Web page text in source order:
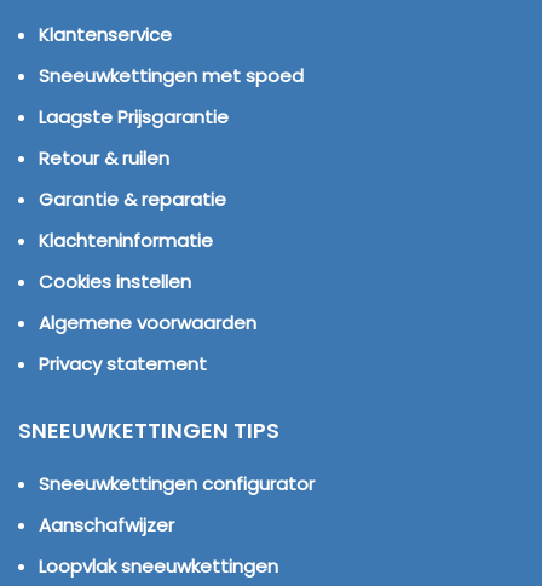
Klantenservice
Sneeuwkettingen met spoed
Laagste Prijsgarantie
Retour & ruilen
Garantie & reparatie
Klachteninformatie
Cookies instellen
Algemene voorwaarden
Privacy statement
SNEEUWKETTINGEN TIPS
Sneeuwkettingen configurator
Aanschafwijzer
Loopvlak sneeuwkettingen